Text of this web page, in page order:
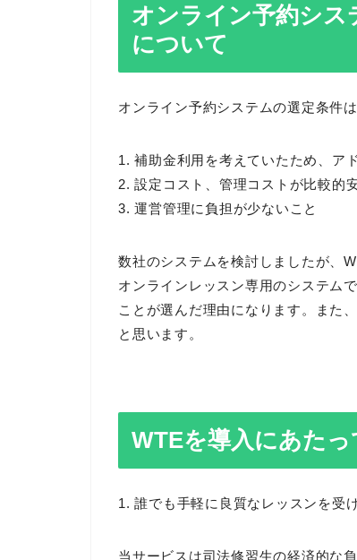
オンライン予約シス
について
オンライン予約システムの選定条件
1. 補助金利用を考えていたため、ア
2. 設定コスト、管理コストが比較的
3. 運営管理に負担が少ないこと
数社のシステムを検討しましたが、
オンラインレッスン専用のシステム
ことが選んだ理由になります。また
と思います。
WTEを導入にあた
1. 誰でも手軽に良質なレッスンを受
当サービスは司法修習生の経済的な